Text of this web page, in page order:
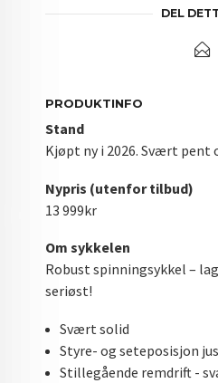
DEL
PRODUKTINFO
Stand
Kjøpt ny i 2026. Svært pent
Nypris (utenfor tilbud)
13 999kr
Om sykkelen
Robust spinningsykkel –
seriøst!
Svært solid
Styre- og seteposisjon
Stillegående remdrift -